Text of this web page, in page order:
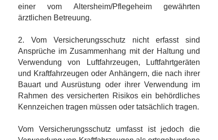
einer vom Altersheim/Pflegeheim gewährten
ärztlichen Betreuung.
2. Vom Versicherungsschutz nicht erfasst sind
Ansprüche im Zusammenhang mit der Haltung und
Verwendung von Luftfahrzeugen, Luftfahrtgeräten
und Kraftfahrzeugen oder Anhängern, die nach ihrer
Bauart und Ausrüstung oder ihrer Verwendung im
Rahmen des versicherten Risikos ein behördliches
Kennzeichen tragen müssen oder tatsächlich tragen.
Vom Versicherungsschutz umfasst ist jedoch die